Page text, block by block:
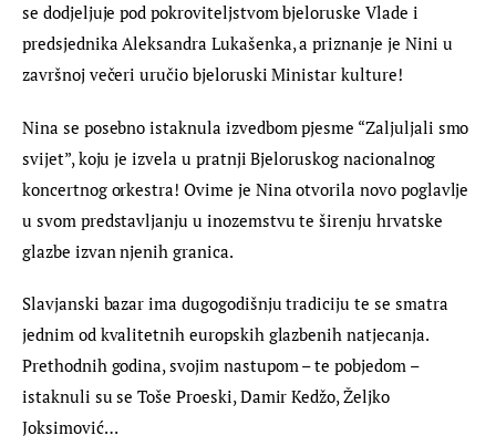
se dodjeljuje pod pokroviteljstvom bjeloruske Vlade i
predsjednika Aleksandra Lukašenka, a priznanje je Nini u
završnoj večeri uručio bjeloruski Ministar kulture!
Nina se posebno istaknula izvedbom pjesme “Zaljuljali smo
svijet”, koju je izvela u pratnji Bjeloruskog nacionalnog
koncertnog orkestra! Ovime je Nina otvorila novo poglavlje
u svom predstavljanju u inozemstvu te širenju hrvatske
glazbe izvan njenih granica.
Slavjanski bazar ima dugogodišnju tradiciju te se smatra
jednim od kvalitetnih europskih glazbenih natjecanja.
Prethodnih godina, svojim nastupom – te pobjedom –
istaknuli su se Toše Proeski, Damir Kedžo, Željko
Joksimović…